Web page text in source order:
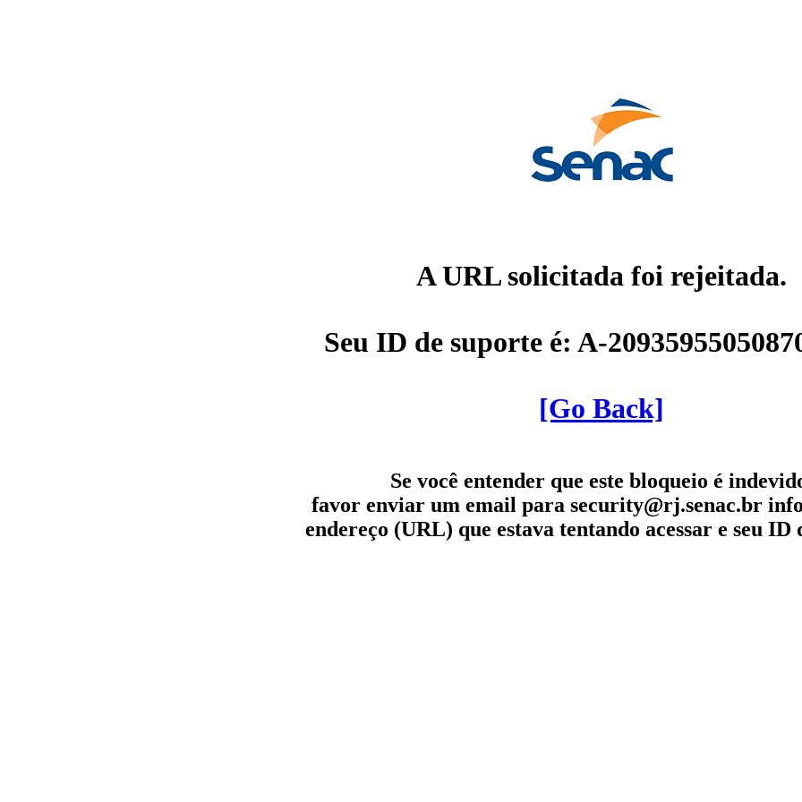
A URL solicitada foi rejeitada.
Seu ID de suporte é: A-
[Go Back]
Se você entender que este bloqueio é
favor enviar um email para security@rj.senac.br
endereço (URL) que estava tentando acessar e seu ID